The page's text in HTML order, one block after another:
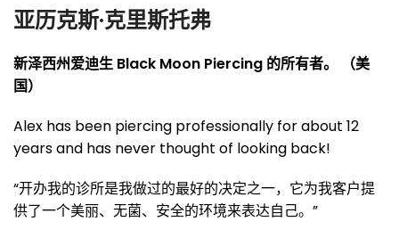
亚历克斯·克里斯托弗
新泽西州爱迪生 Black Moon Piercing 的所有者。 （美
国）
Alex has been piercing professionally for about 12
years and has never thought of looking back!
“开办我的诊所是我做过的最好的决定之一，它为我客户提
供了一个美丽、无菌、安全的环境来表达自己。”